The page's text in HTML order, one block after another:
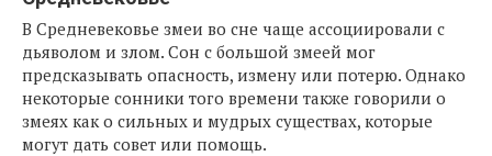
В Средневековье змеи во сне чаще ассоциировали с
дьяволом и злом. Сон с большой змеей мог
предсказывать опасность, измену или потерю. Однако
некоторые сонники того времени также говорили о
змеях как о сильных и мудрых существах, которые
могут дать совет или помощь.